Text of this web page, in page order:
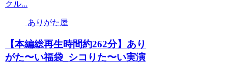
クル...
ありがた屋
【本編総再生時間約262分】あり
がた〜い福袋_シコりた〜い実演